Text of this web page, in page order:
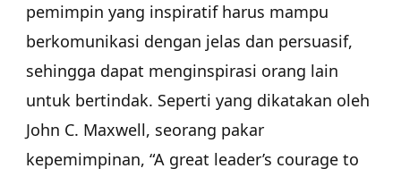
pemimpin yang inspiratif harus mampu
berkomunikasi dengan jelas dan persuasif,
sehingga dapat menginspirasi orang lain
untuk bertindak. Seperti yang dikatakan oleh
John C. Maxwell, seorang pakar
kepemimpinan, “A great leader’s courage to